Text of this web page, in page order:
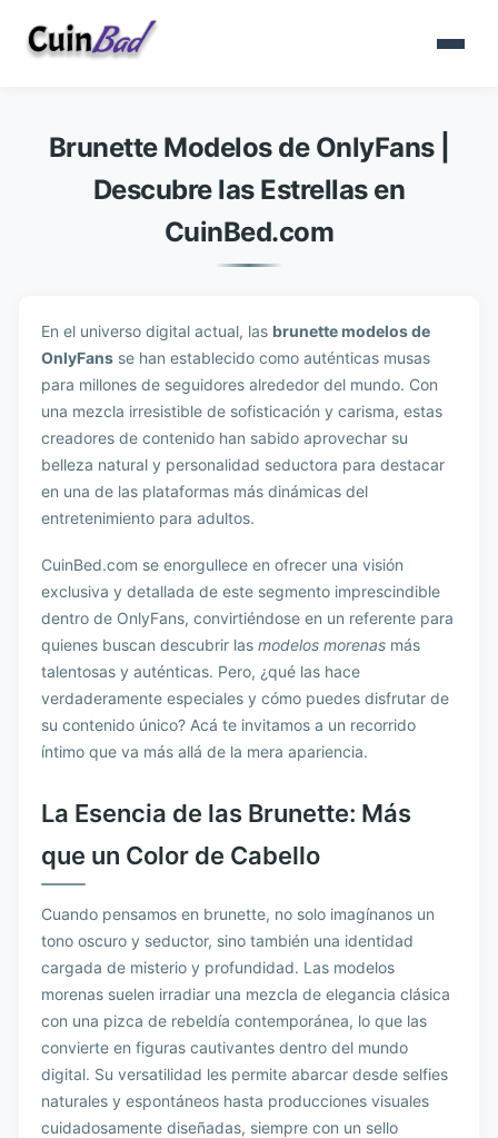
Brunette Modelos de OnlyFans |
Descubre las Estrellas en
CuinBed.com
En el universo digital actual, las brunette modelos de
OnlyFans se han establecido como auténticas musas
para millones de seguidores alrededor del mundo. Con
una mezcla irresistible de sofisticación y carisma, estas
creadores de contenido han sabido aprovechar su
belleza natural y personalidad seductora para destacar
en una de las plataformas más dinámicas del
entretenimiento para adultos.
CuinBed.com se enorgullece en ofrecer una visión
exclusiva y detallada de este segmento imprescindible
dentro de OnlyFans, convirtiéndose en un referente para
quienes buscan descubrir las modelos morenas más
talentosas y auténticas. Pero, ¿qué las hace
verdaderamente especiales y cómo puedes disfrutar de
su contenido único? Acá te invitamos a un recorrido
íntimo que va más allá de la mera apariencia.
La Esencia de las Brunette: Más
que un Color de Cabello
Cuando pensamos en brunette, no solo imagínanos un
tono oscuro y seductor, sino también una identidad
cargada de misterio y profundidad. Las modelos
morenas suelen irradiar una mezcla de elegancia clásica
con una pizca de rebeldía contemporánea, lo que las
convierte en figuras cautivantes dentro del mundo
digital. Su versatilidad les permite abarcar desde selfies
naturales y espontáneos hasta producciones visuales
cuidadosamente diseñadas, siempre con un sello